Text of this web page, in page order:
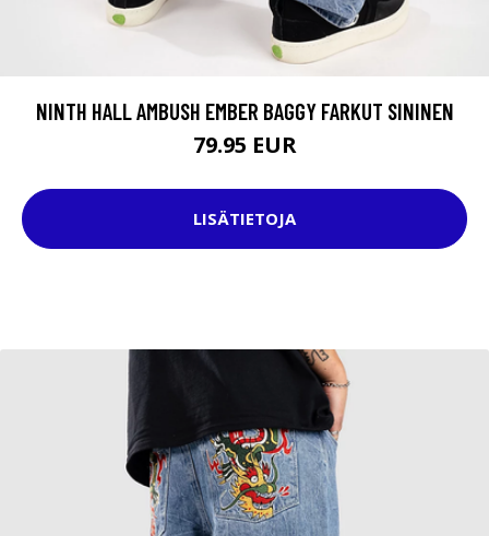
NINTH HALL AMBUSH EMBER BAGGY FARKUT SININEN
79.95 EUR
LISÄTIETOJA